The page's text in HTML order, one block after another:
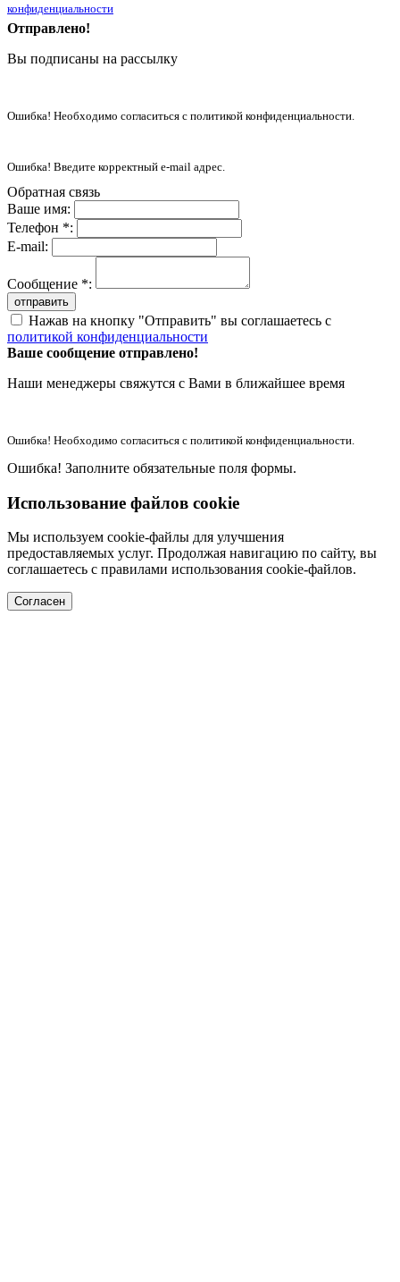
конфиденциальности
Отправлено!
Вы подписаны на рассылку
Ошибка! Необходимо согласиться с политикой конфиденциальности.
Ошибка! Введите корректный e-mail адрес.
Обратная связь
Ваше имя:
Телефон *:
E-mail:
Сообщение *:
отправить
Нажав на кнопку "Отправить" вы соглашаетесь с
политикой конфиденциальности
Ваше сообщение отправлено!
Наши менеджеры свяжутся с Вами в ближайшее время
Ошибка! Необходимо согласиться с политикой конфиденциальности.
Ошибка! Заполните обязательные поля формы.
Использование файлов cookie
Мы используем cookie-файлы для улучшения
предоставляемых услуг. Продолжая навигацию по сайту, вы
соглашаетесь с правилами использования cookie-файлов.
Согласен